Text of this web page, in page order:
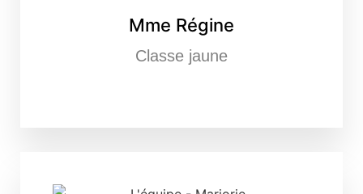
Mme Régine
Classe jaune